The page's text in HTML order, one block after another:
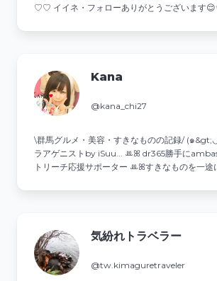
♡♡ イイネ・フォローありがとうございます
Kana
@kana_chi27
\群馬グルメ・美容・すきなものの記録/ (๑
ラアゲニストby iSuu... ꔛꕤ dr365勝手に
トリーチ応援サポーター ꔛꕤすきなものを一
気紛れトラベラー
@tw.kimaguretraveler